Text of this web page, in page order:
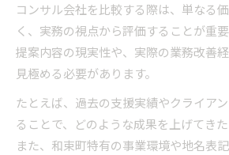
コンサル会社を比較する際は、単なる
く、実務の視点から評価することが重要
提案内容の現実性や、実際の業務改善
見極める必要があります。
たとえば、過去の支援実績やクライア
ることで、どのような成果を上げてきた
また、和束町特有の事業環境や地名表